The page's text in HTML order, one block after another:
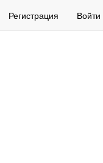
Регистрация Войти